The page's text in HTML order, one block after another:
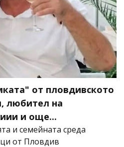
от пловдивското
любител на
и още...
и семейната среда
от Пловдив